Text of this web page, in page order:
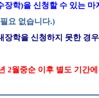
장학)을 신청할 수 있는 마
요 없습니다.)
학을 신청하지 못한 경
2월중순 이후 별도 기간